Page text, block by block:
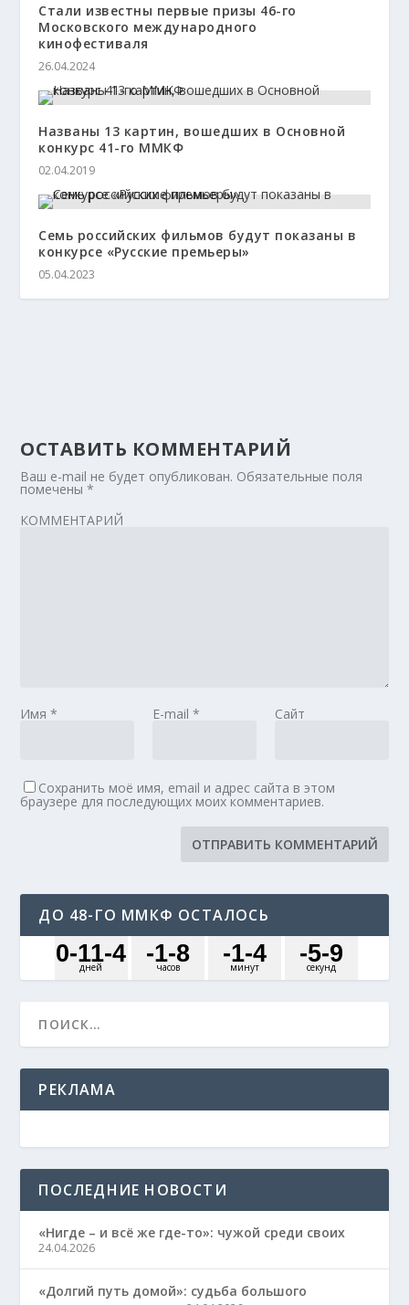
Стали известны первые призы 46-го
Московского международного
кинофестиваля
26.04.2024
Названы 13 картин, вошедших в Основной
конкурс 41-го ММКФ
02.04.2019
Семь российских фильмов будут показаны в
конкурсе «Русские премьеры»
05.04.2023
ОСТАВИТЬ КОММЕНТАРИЙ
Ваш e-mail не будет опубликован. Обязательные поля
помечены*
КОММЕНТАРИЙ
Имя* E-mail * Сайт
Сохранить моё имя, email и адрес сайта в этом
браузере для последующих моих комментариев.
ДО 48-ГО ММКФ ОСТАЛОСЬ
дней
0-11-4 часов
-1-8 минут
-1-4 секунд
-5-9
РЕКЛАМА
ПОСЛЕДНИЕ НОВОСТИ
«Нигде – и всё же где-то»: чужой среди своих
24.04.2026
«Долгий путь домой»: судьба большого